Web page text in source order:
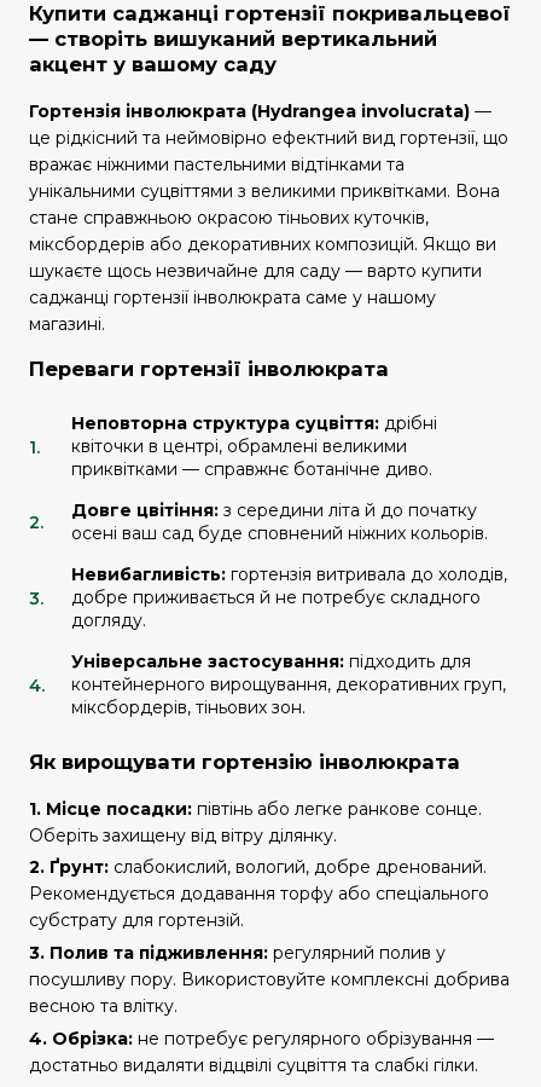
Купити саджанці гортензії покривальцевої
— створіть вишуканий вертикальний
акцент у вашому саду
Гортензія інволюкрата (Hydrangea involucrata) —
це рідкісний та неймовірно ефектний вид гортензії, що
вражає ніжними пастельними відтінками та
унікальними суцвіттями з великими приквітками. Вона
стане справжньою окрасою тіньових куточків,
міксбордерів або декоративних композицій. Якщо ви
шукаєте щось незвичайне для саду — варто купити
саджанці гортензії інволюкрата саме у нашому
магазині.
Переваги гортензії інволюкрата
Неповторна структура суцвіття: дрібні
квіточки в центрі, обрамлені великими
приквітками — справжнє ботанічне диво.
Довге цвітіння: з середини літа й до початку
осені ваш сад буде сповнений ніжних кольорів.
Невибагливість: гортензія витривала до холодів,
добре приживається й не потребує складного
догляду.
Універсальне застосування: підходить для
контейнерного вирощування, декоративних груп,
міксбордерів, тіньових зон.
Як вирощувати гортензію інволюкрата
1. Місце посадки: півтінь або легке ранкове сонце.
Оберіть захищену від вітру ділянку.
2. Ґрунт: слабокислий, вологий, добре дренований.
Рекомендується додавання торфу або спеціального
субстрату для гортензій.
3. Полив та підживлення: регулярний полив у
посушливу пору. Використовуйте комплексні добрива
весною та влітку.
4. Обрізка: не потребує регулярного обрізування —
достатньо видаляти відцвілі суцвіття та слабкі гілки.